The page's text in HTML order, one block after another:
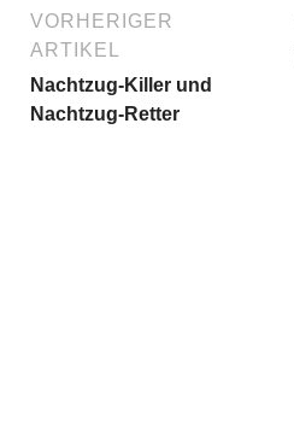
VORHERIGER
ARTIKEL
Nachtzug-Killer und
Nachtzug-Retter